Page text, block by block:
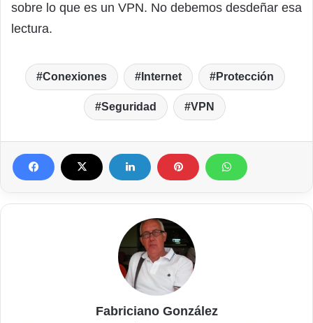
sobre lo que es un VPN. No debemos desdeñar esa
lectura.
Conexiones Internet Protección
Seguridad VPN
Fabriciano González